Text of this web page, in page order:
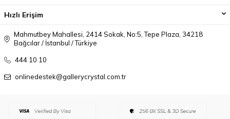
Hızlı Erişim
Mahmutbey Mahallesi, 2414 Sokak, No:5, Tepe Plaza, 34218
Bağcılar / İstanbul / Türkiye
444 10 10
onlinedestek@gallerycrystal.com.tr